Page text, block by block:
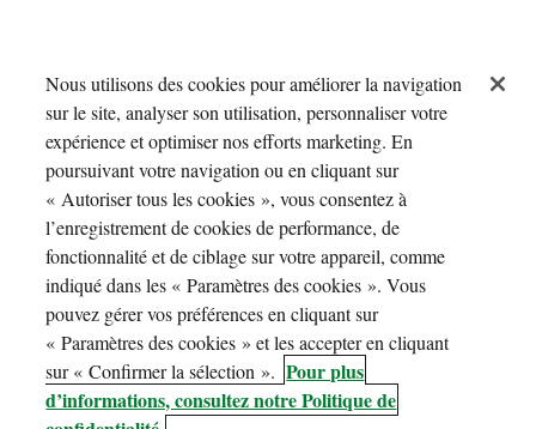
Nous utilisons des cookies pour améliorer la navigation
sur le site, analyser son utilisation, personnaliser votre
expérience et optimiser nos efforts marketing. En
poursuivant votre navigation ou en cliquant sur
« Autoriser tous les cookies », vous consentez à
l’enregistrement de cookies de performance, de
fonctionnalité et de ciblage sur votre appareil, comme
indiqué dans les « Paramètres des cookies ». Vous
pouvez gérer vos préférences en cliquant sur
« Paramètres des cookies » et les accepter en cliquant
sur « Confirmer la sélection ». Pour plus
d’informations, consultez notre Politique de